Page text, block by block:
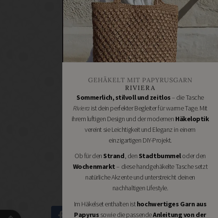
Renovieren
DIY
GESCHÄFTE
Bastelbedarf
Stoffgeschäfte
Handgemachtes
Schneidereibedarf
Handarbeitszubehör
DIY
Online
Shops
Schmuckzubehör
Nähmaschinen
GEHÄKELT MIT PAPYRUSGARN
RIVIERA
Sommerlich, stilvoll und zeitlos– die Tasche
Rivieraist dein perfekter Begleiter für warme Tage. Mit
ihrem luftigen Design und der modernen Häkeloptik
vereint sie Leichtigkeit und Eleganz in einem
einzigartigen DIY-Projekt.
Ob für den Strand, den Stadtbummeloder den
Wochenmarkt– diese handgehäkelte Tasche setzt
natürliche Akzente und unterstreicht deinen
nachhaltigen Lifestyle.
Im Häkelset enthalten isthochwertiges Garn aus
Papyrus sowie die passendeAnleitung von der